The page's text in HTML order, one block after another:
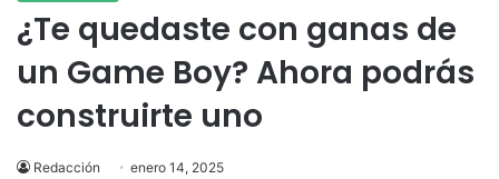
¿Te quedaste con ganas de
un Game Boy? Ahora podrás
construirte uno
Redacción enero 14, 2025